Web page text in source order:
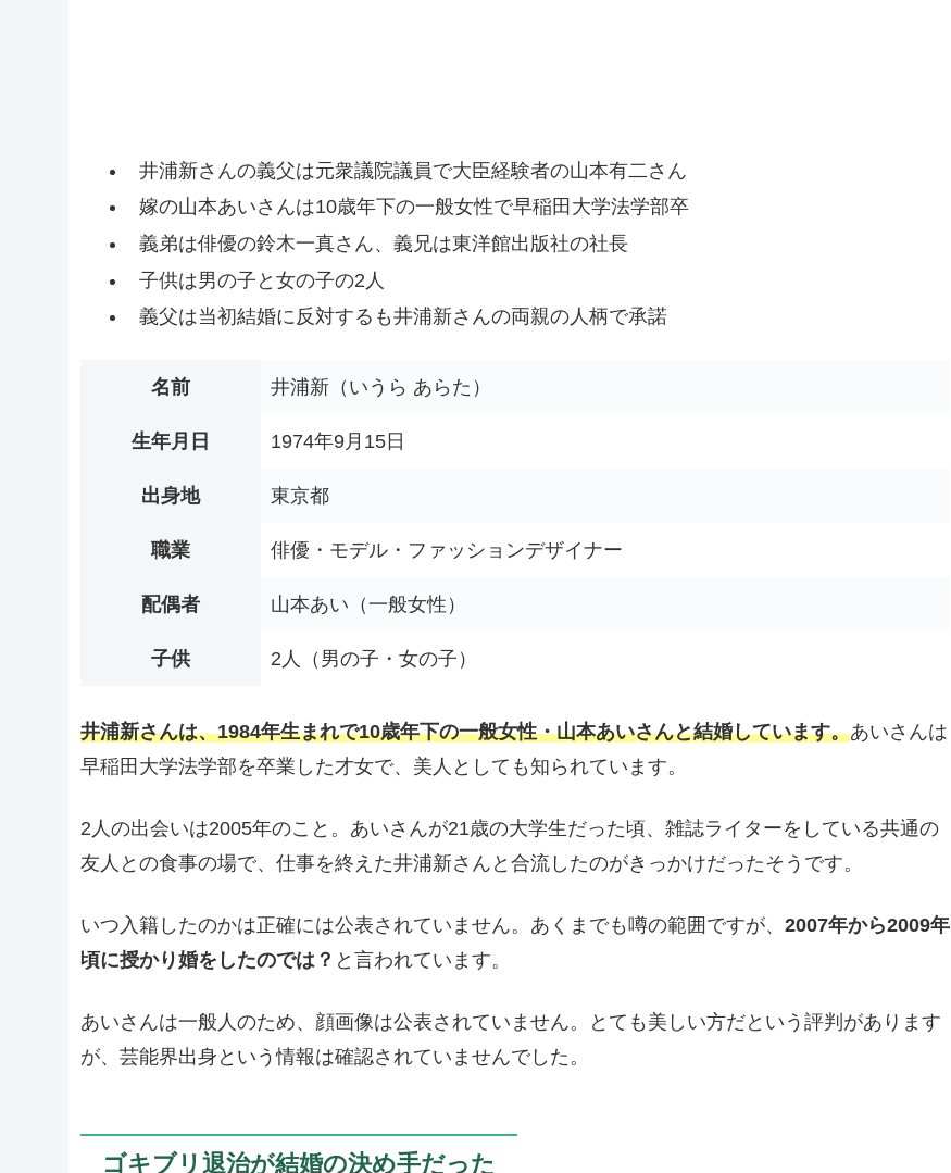
井浦新さんの義父は元衆議院議員で大臣経験者の山本有二さん
嫁の山本あいさんは10歳年下の一般女性で早稲田大学法学部卒
義弟は俳優の鈴木一真さん、義兄は東洋館出版社の社長
子供は男の子と女の子の2人
義父は当初結婚に反対するも井浦新さんの両親の人柄で承諾
名前 井浦新（いうら あらた）
生年月日 1974年9月15日
出身地 東京都
職業 俳優・モデル・ファッションデザイナー
配偶者 山本あい（一般女性）
子供 2人（男の子・女の子）
井浦新さんは、1984年生まれで10歳年下の一般女性・山本あいさんと結婚しています。あいさんは
早稲田大学法学部を卒業した才女で、美人としても知られています。
2人の出会いは2005年のこと。あいさんが21歳の大学生だった頃、雑誌ライターをしている共通の
友人との食事の場で、仕事を終えた井浦新さんと合流したのがきっかけだったそうです。
いつ入籍したのかは正確には公表されていません。あくまでも噂の範囲ですが、 2007年から2009年
頃に授かり婚をしたのでは？ と言われています。
あいさんは一般人のため、顔画像は公表されていません。とても美しい方だという評判があります
が、芸能界出身という情報は確認されていませんでした。
ゴキブリ退治が結婚の決め手だった